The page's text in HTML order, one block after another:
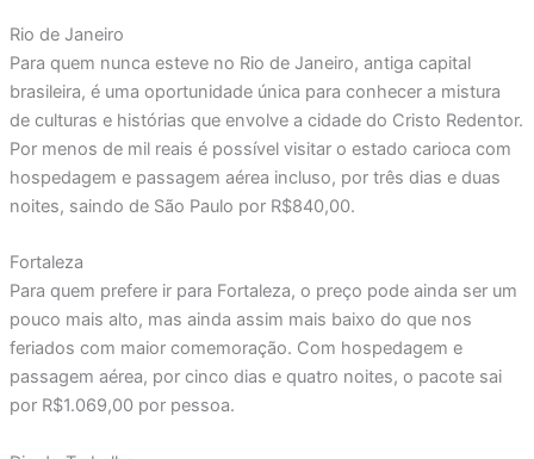
Rio de Janeiro
Para quem nunca esteve no Rio de Janeiro, antiga capital
brasileira, é uma oportunidade única para conhecer a mistura
de culturas e histórias que envolve a cidade do Cristo Redentor.
Por menos de mil reais é possível visitar o estado carioca com
hospedagem e passagem aérea incluso, por três dias e duas
noites, saindo de São Paulo por R$840,00.
Fortaleza
Para quem prefere ir para Fortaleza, o preço pode ainda ser um
pouco mais alto, mas ainda assim mais baixo do que nos
feriados com maior comemoração. Com hospedagem e
passagem aérea, por cinco dias e quatro noites, o pacote sai
por R$1.069,00 por pessoa.